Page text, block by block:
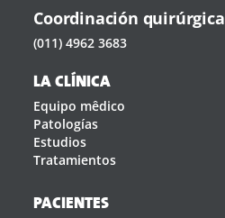
Coordinación quirúrgica
(011) 4962 3683
LA CLÍNICA
Equipo mêdico
Patologías
Estudios
Tratamientos
PACIENTES